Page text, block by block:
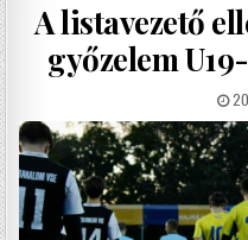
A listavezető
győzelem